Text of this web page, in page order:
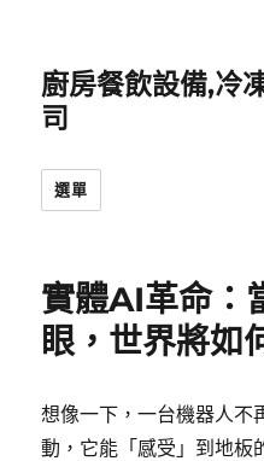
廚房餐飲設備,冷
司
選單
實體AI革命：
眼，世界將如
想像一下，一台機器人不
動，它能「感受」到地板